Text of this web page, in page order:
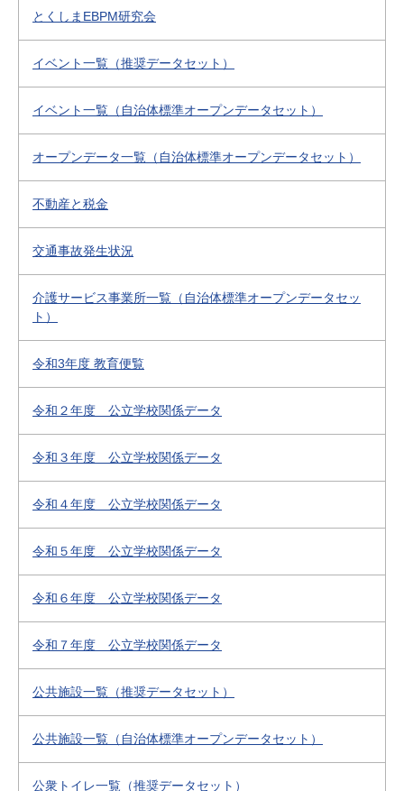
とくしまEBPM研究会
イベント一覧（推奨データセット）
イベント一覧（自治体標準オープンデータセット）
オープンデータ一覧（自治体標準オープンデータセット）
不動産と税金
交通事故発生状況
介護サービス事業所一覧（自治体標準オープンデータセッ
ト）
令和3年度 教育便覧
令和２年度 公立学校関係データ
令和３年度 公立学校関係データ
令和４年度 公立学校関係データ
令和５年度 公立学校関係データ
令和６年度 公立学校関係データ
令和７年度 公立学校関係データ
公共施設一覧（推奨データセット）
公共施設一覧（自治体標準オープンデータセット）
公衆トイレ一覧（推奨データセット）